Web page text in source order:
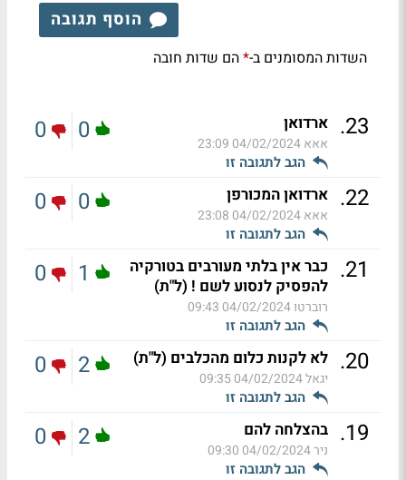
הוסף תגובה
השדות המסומנים ב-*הם שדות חובה
23
. ארדואן
אאא04/02/2024 23:09
הגב לתגובה זו
0
0
22
. ארדואן המכורפן
אאא04/02/2024 23:08
הגב לתגובה זו
0
0
21
. כבר אין בלתי מעורבים בטורקיה
להפסיק לנסוע לשם ! (ל"ת)
רוברטו04/02/2024 09:43
הגב לתגובה זו
1
0
20
. לא לקנות כלום מהכלבים (ל"ת)
יגאל04/02/2024 09:35
הגב לתגובה זו
2
0
19
. בהצלחה להם
ניר04/02/2024 09:30
הגב לתגובה זו
2
0